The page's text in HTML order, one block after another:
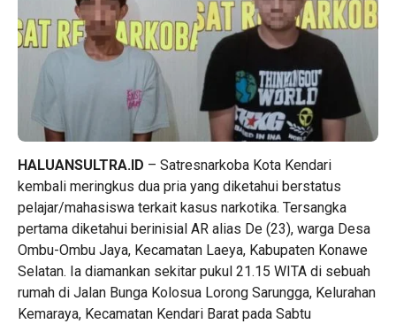
HALUANSULTRA.ID – Satresnarkoba Kota Kendari
kembali meringkus dua pria yang diketahui berstatus
pelajar/mahasiswa terkait kasus narkotika. Tersangka
pertama diketahui berinisial AR alias De (23), warga Desa
Ombu-Ombu Jaya, Kecamatan Laeya, Kabupaten Konawe
Selatan. Ia diamankan sekitar pukul 21.15 WITA di sebuah
rumah di Jalan Bunga Kolosua Lorong Sarungga, Kelurahan
Kemaraya, Kecamatan Kendari Barat pada Sabtu